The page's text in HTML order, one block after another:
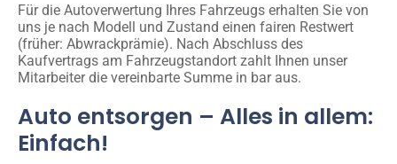
Für die Autoverwertung Ihres Fahrzeugs erhalten Sie von
uns je nach Modell und Zustand einen fairen Restwert
(früher: Abwrackprämie). Nach Abschluss des
Kaufvertrags am Fahrzeugstandort zahlt Ihnen unser
Mitarbeiter die vereinbarte Summe in bar aus.
Auto entsorgen – Alles in allem:
Einfach!